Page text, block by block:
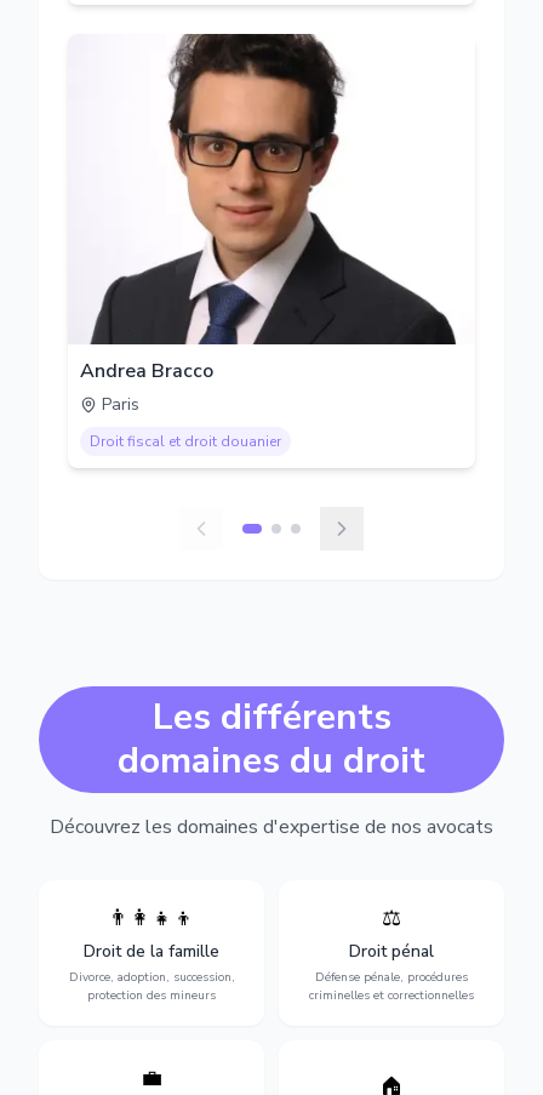
Andrea Bracco
Paris
Droit fiscal et droit douanier
Les différents
domaines du droit
Découvrez les domaines d'expertise de nos avocats
👨‍👩‍👧‍👦
Droit de la famille
Divorce, adoption, succession,
protection des mineurs
Divorce, garde d'enfants,
adoption, succession et
protection des personnes
vulnérables.
⚖️
Droit pénal
Défense pénale, procédures
criminelles et correctionnelles
Expertise en matière pénale,
vue jusqu'au procès, pour
toute affaire correctionnelle
ou criminelle.
💼
Protection de vos droits au
🏠
Sécurisation de vos projets